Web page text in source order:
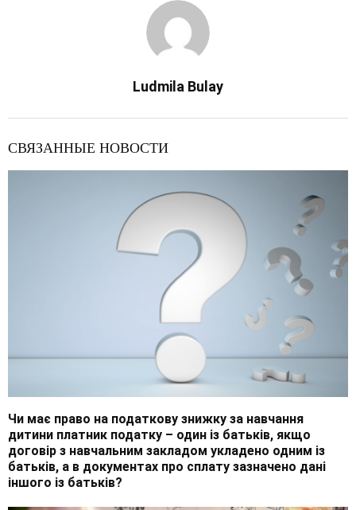
Ludmila Bulay
СВЯЗАННЫЕ НОВОСТИ
Чи має право на податкову знижку за навчання
дитини платник податку – один із батьків, якщо
договір з навчальним закладом укладено одним із
батьків, а в документах про сплату зазначено дані
іншого із батьків?